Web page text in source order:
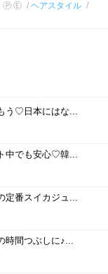
Ⓟ.Ⓔ ヘアスタイル
う♡日本にはな...
中でも安心♡韓...
定番スイカジュ...
時間つぶしに♪...